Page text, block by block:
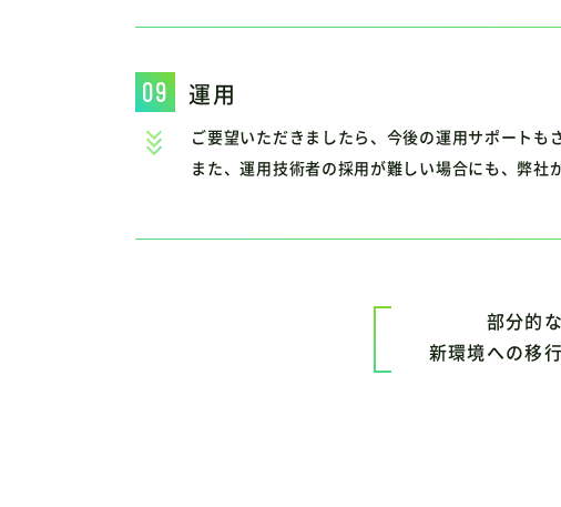
運用
ご要望いただきましたら、今後の運用サポートも
また、運用技術者の採用が難しい場合にも、弊社
部分的
新環境への移